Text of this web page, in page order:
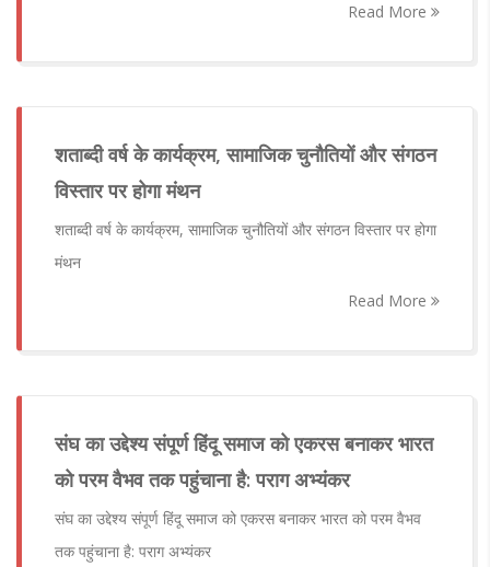
Read More
शताब्दी वर्ष के कार्यक्रम, सामाजिक चुनौतियों और संगठन
विस्तार पर होगा मंथन
शताब्दी वर्ष के कार्यक्रम, सामाजिक चुनौतियों और संगठन विस्तार पर होगा
मंथन
Read More
संघ का उद्देश्य संपूर्ण हिंदू समाज को एकरस बनाकर भारत
को परम वैभव तक पहुंचाना है: पराग अभ्यंकर
संघ का उद्देश्य संपूर्ण हिंदू समाज को एकरस बनाकर भारत को परम वैभव
तक पहुंचाना है: पराग अभ्यंकर